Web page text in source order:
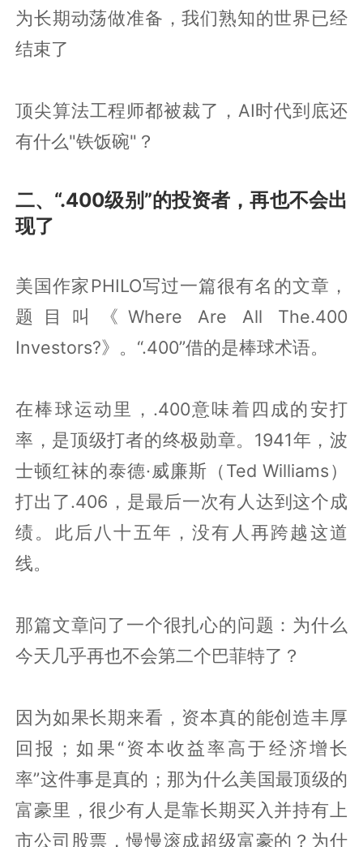
为长期动荡做准备，我们熟知的世界已经
结束了
顶尖算法工程师都被裁了，AI时代到底还
有什么"铁饭碗"？
二、“.400级别”的投资者，再也不会出
现了
美国作家PHILO写过一篇很有名的文章，
题目叫《Where Are All The.400
Investors?》。“.400”借的是棒球术语。
在棒球运动里，.400意味着四成的安打
率，是顶级打者的终极勋章。1941年，波
士顿红袜的泰德·威廉斯（Ted Williams）
打出了.406，是最后一次有人达到这个成
绩。此后八十五年，没有人再跨越这道
线。
那篇文章问了一个很扎心的问题：为什么
今天几乎再也不会第二个巴菲特了？
因为如果长期来看，资本真的能创造丰厚
回报；如果“资本收益率高于经济增长
率”这件事是真的；那为什么美国最顶级的
富豪里，很少有人是靠长期买入并持有上
市公司股票，慢慢滚成超级富豪的？为什